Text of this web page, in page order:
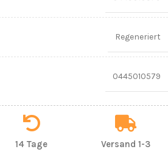
Regeneriert
0445010579
14 Tage
Versand 1-3